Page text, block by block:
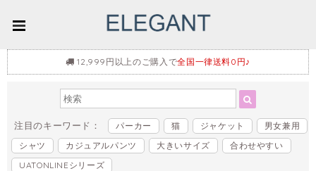
12,999円以上のご購入で全国一律送料0円♪
注目のキーワード： パーカー 猫 ジャケット
男女兼用
シャツ
カジュアルパンツ 大きいサイズ
合わせやすい
UATONLINEシリーズ